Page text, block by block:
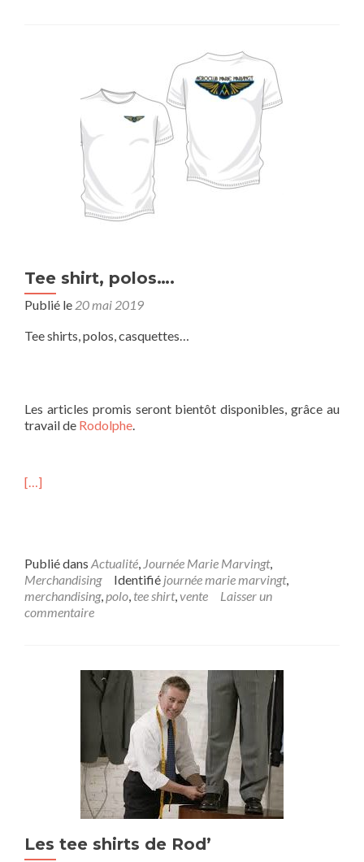
Tee shirt, polos….
Publié le 20 mai 2019
Tee shirts, polos, casquettes…
Les articles promis seront bientôt disponibles, grâce au
travail de Rodolphe.
[…]
Publié dans Actualité, Journée Marie Marvingt,
Merchandising
Identifié journée marie marvingt,
merchandising,polo, tee shirt,vente
Laisser un
commentaire
Les tee shirts de Rod’